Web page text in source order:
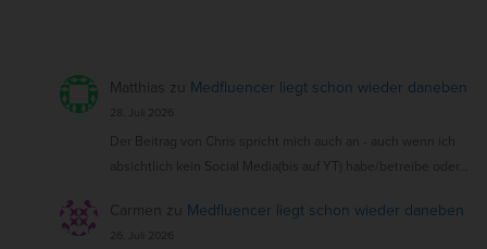
Matthias zu Medfluencer liegt schon wieder daneben
28. Juli 2026
Der Beitrag von Chris spricht mich auch an - auch wenn ich
absichtlich kein Social Media(bis auf YT) habe/betreibe oder…
Carmen zu Medfluencer liegt schon wieder daneben
26. Juli 2026